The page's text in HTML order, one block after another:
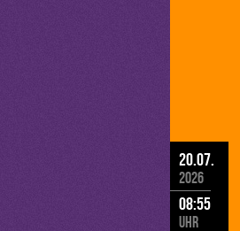
20.07.
2026
08:55
Uhr